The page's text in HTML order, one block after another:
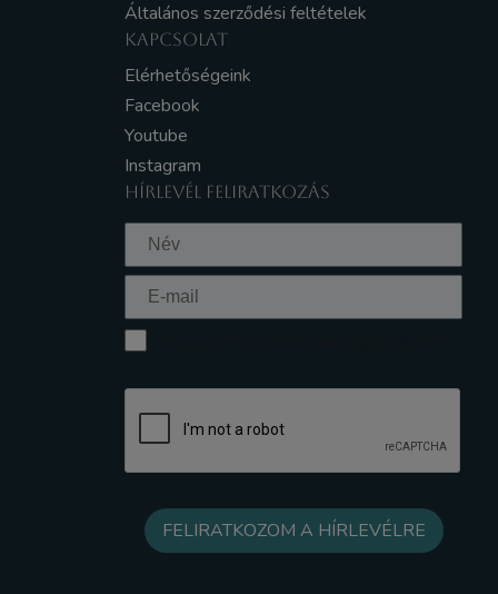
Általános szerződési feltételek
KAPCSOLAT
Elérhetőségeink
Facebook
Youtube
Instagram
HÍRLEVÉL FELIRATKOZÁS